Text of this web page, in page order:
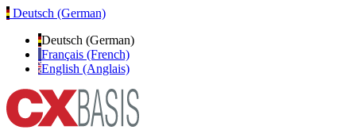
Deutsch (German)
Deutsch (German)
Français (French)
English (Anglais)